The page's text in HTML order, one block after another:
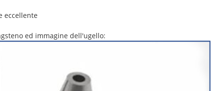
eccellente
ed immagine dell'ugello: